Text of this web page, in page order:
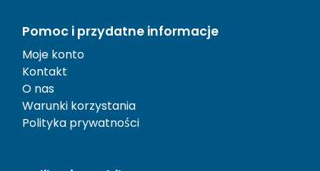
Pomoc i przydatne informacje
Moje konto
Kontakt
O nas
Warunki korzystania
Polityka prywatności